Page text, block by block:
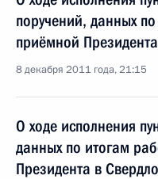
поручений, данных
приёмной
8 декабря 2011 года, 21:15
О ходе исполнения
данных по итогам
Президента в